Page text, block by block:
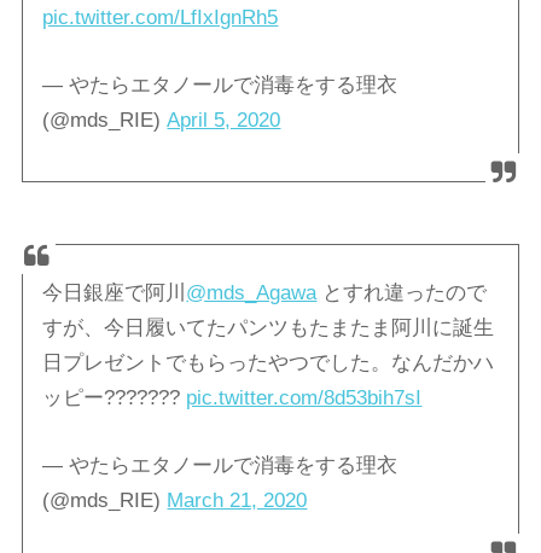
pic.twitter.com/LfIxIgnRh5
— やたらエタノールで消毒をする理衣
(@mds_RIE)April 5, 2020
今日銀座で阿川 @mds_Agawa とすれ違ったので
すが、今日履いてたパンツもたまたま阿川に誕生
日プレゼントでもらったやつでした。なんだかハ
ッピー??????? pic.twitter.com/8d53bih7sI
— やたらエタノールで消毒をする理衣
(@mds_RIE) March 21, 2020